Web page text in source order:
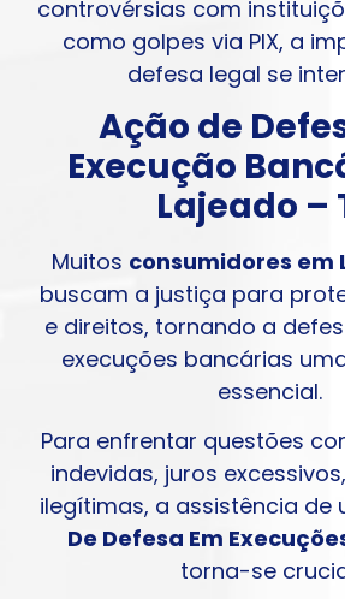
controvérsias com
como golpes via PIX, a
defesa legal se
Ação de
Execução
Lajeado –
Muitos consumidores em
buscam a justiça para
e direitos, tornando a
execuções bancárias
essencial.
Para enfrentar questões
indevidas, juros
ilegítimas, a assistência de
De Defesa Em
torna-se